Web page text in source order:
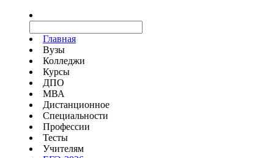
Главная
Вузы
Колледжи
Курсы
ДПО
МВА
Дистанционное
Специальности
Профессии
Тесты
Учителям